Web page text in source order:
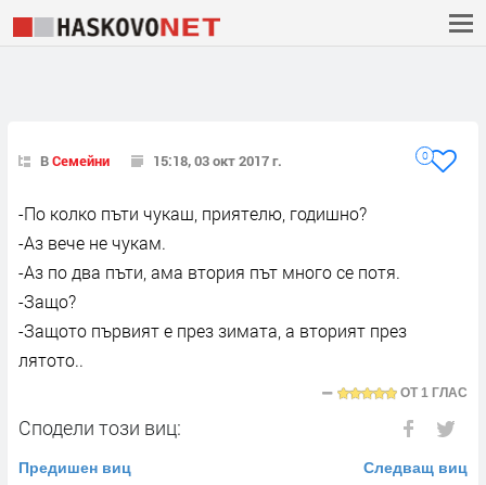
ВСемейни 15:18, 03 окт 2017 г. 0
-По колко пъти чукаш, приятелю, годишно?
-Аз вече не чукам.
-Аз по два пъти, ама втория път много се потя.
-Защо?
-Защото първият е през зимата, а вторият през
лятото..
ОТ1 ГЛАС
Сподели този виц:
Предишен виц Следващ виц